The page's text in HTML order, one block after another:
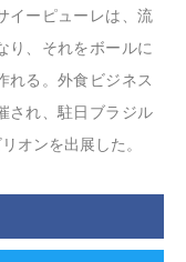
イーピューレは、流
り、それをボールに
れる。外食ビジネス
され、駐日ブラジル
オンを出展した。